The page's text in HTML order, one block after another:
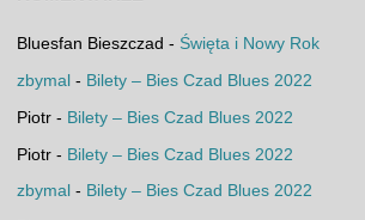
Bluesfan Bieszczad - Święta i Nowy Rok
zbymal - Bilety – Bies Czad Blues 2022
Piotr- Bilety – Bies Czad Blues 2022
Piotr- Bilety – Bies Czad Blues 2022
zbymal - Bilety – Bies Czad Blues 2022